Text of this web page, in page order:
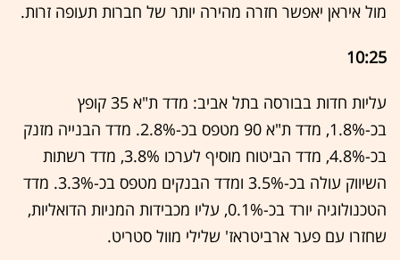
מול איראן יאפשר חזרה מהירה יותר של חברות תעופה זרות.
10:25
עליות חדות בבורסה בתל אביב: מדד ת"א 35 קופץ
בכ-1.8%, מדד ת"א 90 מטפס בכ-2.8%. מדד הבנייה מזנק
בכ-4.8%, מדד הביטוח מוסיף לערכו 3.8%, מדד רשתות
השיווק עולה בכ-3.5% ומדד הבנקים מטפס בכ-3.3%. מדד
הטכנולוגיה יורד בכ-0.1%, עליו מכבידות המניות הדואליות,
שחזרו עם פער ארביטראז' שלילי מוול סטריט.